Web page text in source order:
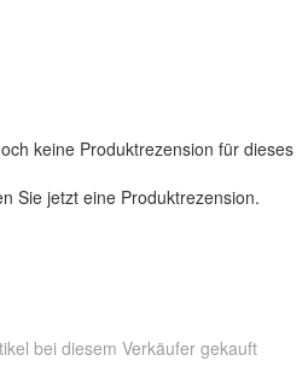
keine Produktrezension für dieses
Sie jetzt eine Produktrezension.
bei diesem Verkäufer gekauft